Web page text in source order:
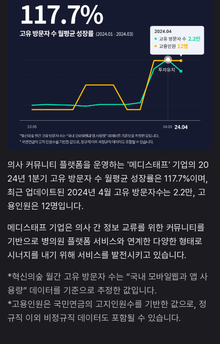
의사 커뮤니티 플랫폼을 운영하는 '메디스태프' 기업의 20
24년 1분기 고유 방문자 수 월평균 성장률은 117.7%이며,
최근 업데이트된 2024년 4월 고유 방문자수는 2.2만, 고
용인원은 12명입니다.
메디스태프 기업은 의사 간 정보 교류를 위한 커뮤니티를
기반으로 병의원 플랫폼 서비스와 연계한 다양한 형태로
시너지를 내기 위해 서비스를 발전시키고 있습니다.
*혁신의숲 월간 고유 방문자 수는 “국내 모바일웹과 앱 사
용량” 데이터를 기준으로 추정한 값입니다.
*고용인원은 국민연금의 고지인원수를 기반한 값으로, 정
규직 이외 비정규직 데이터도 포함될 수 있습니다.